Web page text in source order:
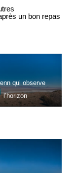
un bon repas
qui observe
l’horizon